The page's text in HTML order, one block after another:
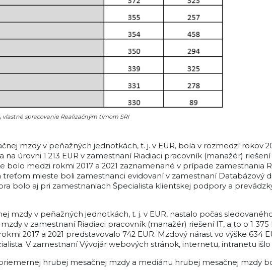
vlastné spracovanie Realizačným tímom SRI
mzdy v peňažných jednotkách, t. j. v EUR, bola v rozmedzí rokov
úrovni 1 213 EUR v zamestnaní Riadiaci pracovník (manažér)
medzi rokmi 2017 a 2021 zaznamenané v prípade zamestnania
treťom mieste boli zamestnanci evidovaní v zamestnaní Databázový
bolo aj pri zamestnaniach Špecialista klientskej podpory a
mzdy v peňažných jednotkách, t. j. v EUR, nastalo počas
v zamestnaní Riadiaci pracovník (manažér) riešení IT, a to o 1
2017 a 2021 predstavovalo 742 EUR. Mzdový nárast vo výške
V zamestnaní Vývojár webových stránok, internetu, intranetu išlo
hrubej mesačnej mzdy a mediánu hrubej mesačnej mzdy